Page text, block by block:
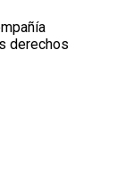
derechos